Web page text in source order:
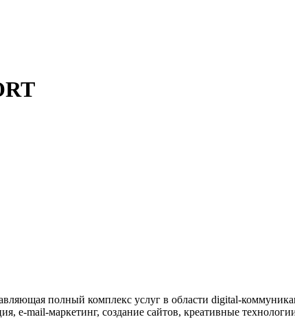
полный комплекс услуг в области digital-
e-mail-маркетинг, создание сайтов, креативные